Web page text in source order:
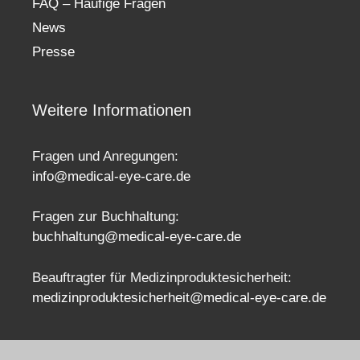
FAQ – Häufige Fragen
News
Presse
Weitere Informationen
Fragen und Anregungen:
info@medical-eye-care.de
Fragen zur Buchhaltung:
buchhaltung@medical-eye-care.de
Beauftragter für Medizinproduktesicherheit:
medizinproduktesicherheit@medical-eye-care.de